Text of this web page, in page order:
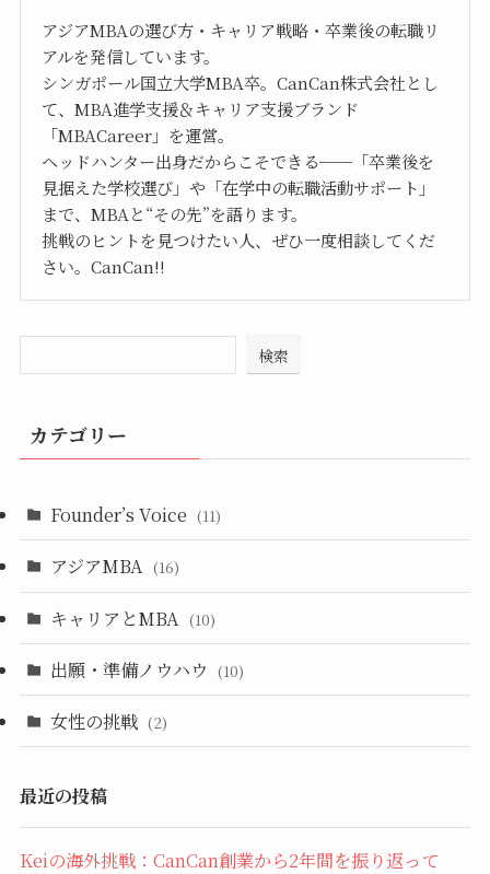
アジアMBAの選び方・キャリア戦略・卒業後の転職リ
アルを発信しています。
シンガポール国立大学MBA卒。CanCan株式会社とし
て、MBA進学支援＆キャリア支援ブランド
「MBACareer」を運営。
ヘッドハンター出身だからこそできる──「卒業後を
見据えた学校選び」や「在学中の転職活動サポート」
まで、MBAと“その先”を語ります。
挑戦のヒントを見つけたい人、ぜひ一度相談してくだ
さい。CanCan!!
検索
カテゴリー
Founder’s Voice (11)
アジアMBA (16)
キャリアとMBA (10)
出願・準備ノウハウ (10)
女性の挑戦 (2)
最近の投稿
Keiの海外挑戦：CanCan創業から2年間を振り返って